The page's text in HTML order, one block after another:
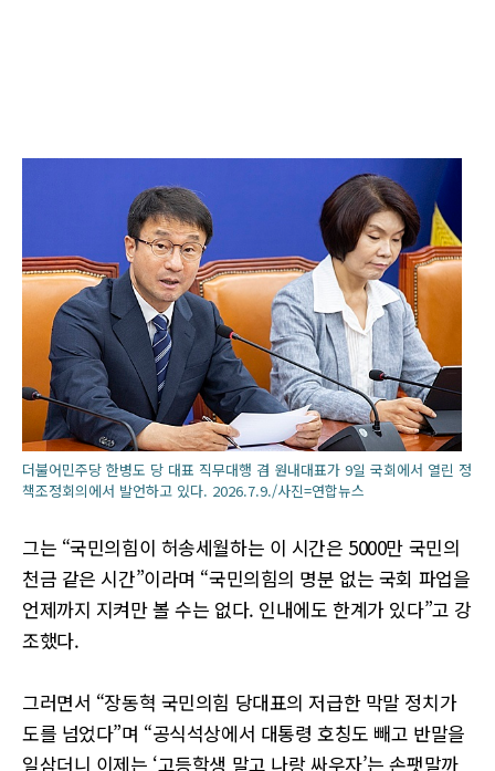
더불어민주당 한병도 당 대표 직무대행 겸 원내대표가 9일 국회에서 열린 정
책조정회의에서 발언하고 있다. 2026.7.9./사진=연합뉴스
그는 “국민의힘이 허송세월하는 이 시간은 5000만 국민의
천금 같은 시간”이라며 “국민의힘의 명분 없는 국회 파업을
언제까지 지켜만 볼 수는 없다. 인내에도 한계가 있다”고 강
조했다.
그러면서 “장동혁 국민의힘 당대표의 저급한 막말 정치가
도를 넘었다”며 “공식석상에서 대통령 호칭도 빼고 반말을
일삼더니 이제는 ‘고등학생 말고 나랑 싸우자’는 손팻말까